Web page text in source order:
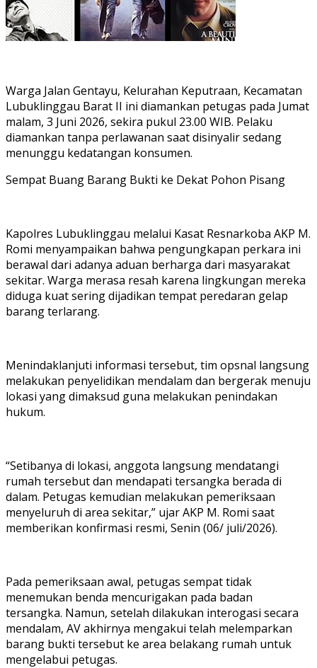
Warga Jalan Gentayu, Kelurahan Keputraan, Kecamatan
Lubuklinggau Barat II ini diamankan petugas pada Jumat
malam, 3 Juni 2026, sekira pukul 23.00 WIB. Pelaku
diamankan tanpa perlawanan saat disinyalir sedang
menunggu kedatangan konsumen.
Sempat Buang Barang Bukti ke Dekat Pohon Pisang
Kapolres Lubuklinggau melalui Kasat Resnarkoba AKP M.
Romi menyampaikan bahwa pengungkapan perkara ini
berawal dari adanya aduan berharga dari masyarakat
sekitar. Warga merasa resah karena lingkungan mereka
diduga kuat sering dijadikan tempat peredaran gelap
barang terlarang.
Menindaklanjuti informasi tersebut, tim opsnal langsung
melakukan penyelidikan mendalam dan bergerak menuju
lokasi yang dimaksud guna melakukan penindakan
hukum.
“Setibanya di lokasi, anggota langsung mendatangi
rumah tersebut dan mendapati tersangka berada di
dalam. Petugas kemudian melakukan pemeriksaan
menyeluruh di area sekitar,” ujar AKP M. Romi saat
memberikan konfirmasi resmi, Senin (06/ juli/2026).
Pada pemeriksaan awal, petugas sempat tidak
menemukan benda mencurigakan pada badan
tersangka. Namun, setelah dilakukan interogasi secara
mendalam, AV akhirnya mengakui telah melemparkan
barang bukti tersebut ke area belakang rumah untuk
mengelabui petugas.